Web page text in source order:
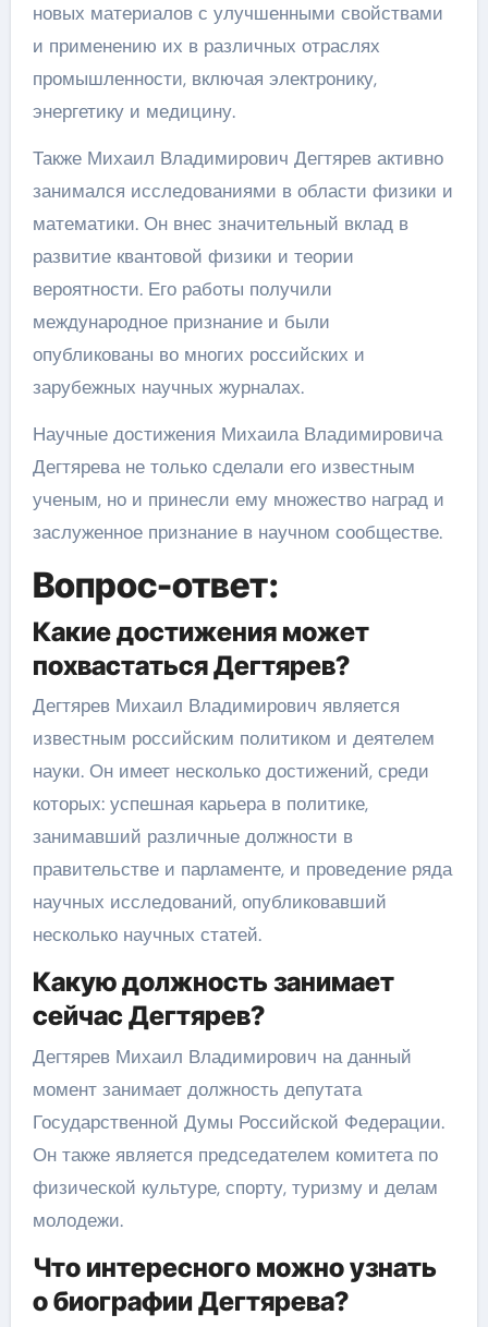
новых материалов с улучшенными свойствами
и применению их в различных отраслях
промышленности, включая электронику,
энергетику и медицину.
Также Михаил Владимирович Дегтярев активно
занимался исследованиями в области физики и
математики. Он внес значительный вклад в
развитие квантовой физики и теории
вероятности. Его работы получили
международное признание и были
опубликованы во многих российских и
зарубежных научных журналах.
Научные достижения Михаила Владимировича
Дегтярева не только сделали его известным
ученым, но и принесли ему множество наград и
заслуженное признание в научном сообществе.
Вопрос-ответ:
Какие достижения может
похвастаться Дегтярев?
Дегтярев Михаил Владимирович является
известным российским политиком и деятелем
науки. Он имеет несколько достижений, среди
которых: успешная карьера в политике,
занимавший различные должности в
правительстве и парламенте, и проведение ряда
научных исследований, опубликовавший
несколько научных статей.
Какую должность занимает
сейчас Дегтярев?
Дегтярев Михаил Владимирович на данный
момент занимает должность депутата
Государственной Думы Российской Федерации.
Он также является председателем комитета по
физической культуре, спорту, туризму и делам
молодежи.
Что интересного можно узнать
о биографии Дегтярева?